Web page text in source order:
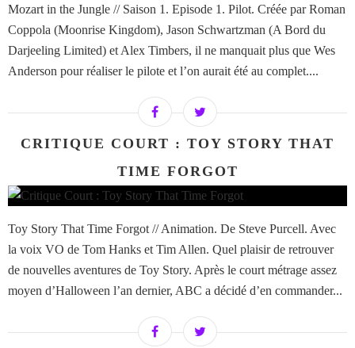
Mozart in the Jungle // Saison 1. Episode 1. Pilot. Créée par Roman
Coppola (Moonrise Kingdom), Jason Schwartzman (A Bord du
Darjeeling Limited) et Alex Timbers, il ne manquait plus que Wes
Anderson pour réaliser le pilote et l’on aurait été au complet....
CRITIQUE COURT : TOY STORY THAT
TIME FORGOT
Toy Story That Time Forgot // Animation. De Steve Purcell. Avec
la voix VO de Tom Hanks et Tim Allen. Quel plaisir de retrouver
de nouvelles aventures de Toy Story. Après le court métrage assez
moyen d’Halloween l’an dernier, ABC a décidé d’en commander...